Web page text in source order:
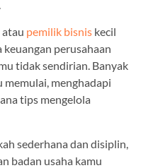
pemilik bisnis kecil
perusahaan
tidak sendirian. Banyak
memulai, menghadapi
tips mengelola
sederhana dan disiplin,
badan usaha kamu